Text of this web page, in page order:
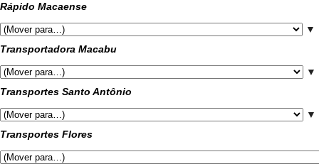
Rápido Macaense
▼
Transportadora Macabu
▼
Transportes Santo Antônio
▼
Transportes Flores